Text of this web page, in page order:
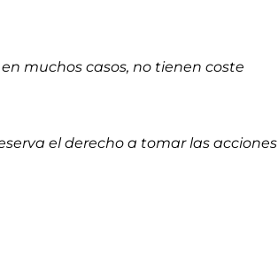
muchos casos, no tienen coste
el derecho a tomar las acciones